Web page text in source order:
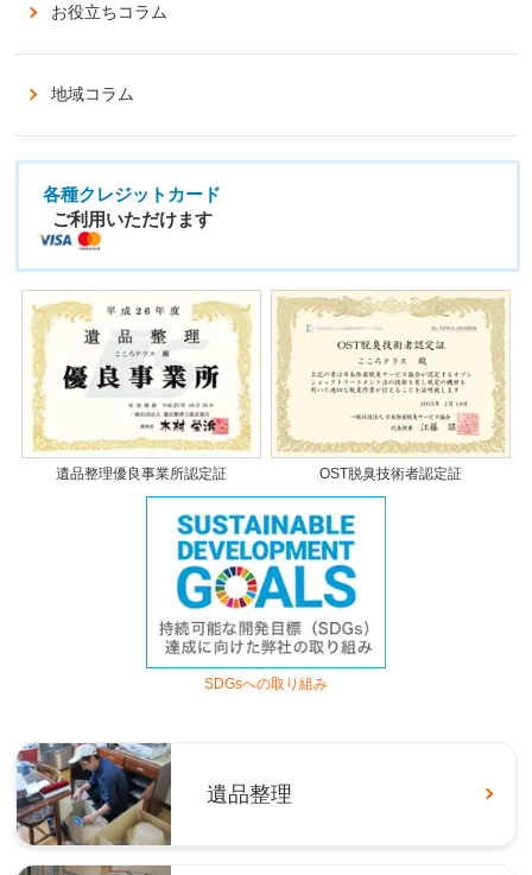
お役立ちコラム
地域コラム
各種クレジットカード
ご利用いただけます
遺品整理優良事業所認定証 OST脱臭技術者認定証
SDGsへの取り組み
遺品整理